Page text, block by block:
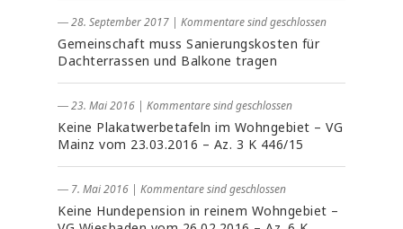
― 28. September 2017 | Kommentare sind geschlossen
Gemeinschaft muss Sanierungskosten für
Dachterrassen und Balkone tragen
― 23. Mai 2016 | Kommentare sind geschlossen
Keine Plakatwerbetafeln im Wohngebiet – VG
Mainz vom 23.03.2016 – Az. 3 K 446/15
― 7. Mai 2016 | Kommentare sind geschlossen
Keine Hundepension in reinem Wohngebiet –